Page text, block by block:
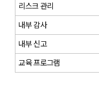
리스크 관리
내부 감사
내부 신고
교육 프로그램